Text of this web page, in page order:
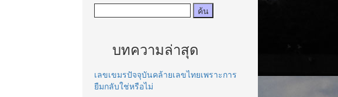
บทความล่าสุด
เลขเขมรปัจจุบันคล้ายเลขไทยเพราะการ
ยืมกลับใช่หรือไม่